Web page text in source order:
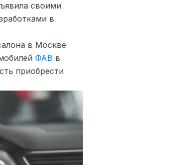
своими
в
в Москве
ФАВ в
приобрести